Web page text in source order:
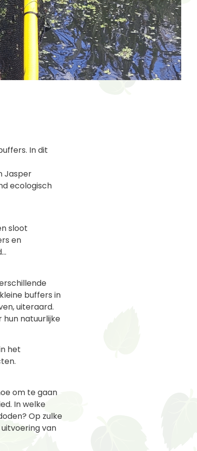
In dit
Jasper
ecologisch
sloot
en
buffers in
uiteraard.
natuurlijke
het
om te gaan
In welke
Op zulke
van